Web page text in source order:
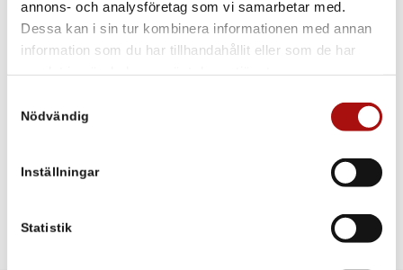
annons- och analysföretag som vi samarbetar med.
Dessa kan i sin tur kombinera informationen med annan
information som du har tillhandahållit eller som de har
Nödvändig
Inställningar
Statistik
Erbjuder ni någon garanti?
Hur länge håller fällpallarna?